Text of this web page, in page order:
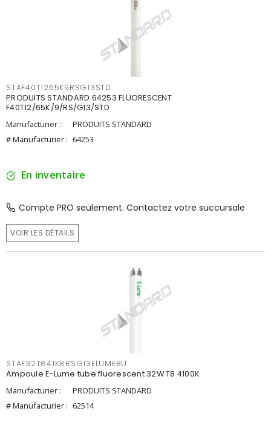
STAF40T1265K9RSG13STD
PRODUITS STANDARD 64253 FLUORESCENT
F40T12/65K/9/RS/G13/STD
Manufacturier :
PRODUITS STANDARD
# Manufacturier : 64253
En inventaire
Compte PRO seulement. Contactez votre succursale
VOIR LES DÉTAILS
STAF32T841K8RSG13ELUMEBU
Ampoule E-Lume tube fluorescent 32W T8 4100K
Manufacturier :
PRODUITS STANDARD
# Manufacturier : 62514